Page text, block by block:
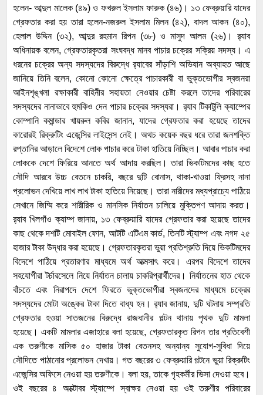
হলেন- আব্দুল মালেক (৪৯) ও ফখরুল ইসলাম ফারুক (৪৬)। ১৩ ফেব্রুয়ারি যাদের
গ্রেফতার করা হয় তারা হলেন-নজরুল ইসলাম মিলন (৪২), বাদল আকন (৪০),
হেলাল উদ্দিন (৩২), আব্দুর রহমান রিপন (৩৮) ও মাসুদ আলম (২৬)। র‌্যাব
অধিনায়ক বলেন, গ্রেফতারকৃতরা সংঘবদ্ধ মানব পাচার চক্রের সক্রিয় সদস্য। এ
ধরনের চক্রের অন্য সদস্যদের বিরুদ্ধে র‌্যাবের সাঁড়াশি অভিযান অব্যাহত আছে
জানিয়ে তিনি বলেন, কোনো কোনো ক্ষেত্রে পাচারকারী বা ভুক্তভোগীর স্বজনরা
আইনশৃঙ্খলা রক্ষাকারী বাহিনীর সহায়তা নেওয়ার চেষ্টা করলে তাদের পরিবারের
সদস্যদের নানাভাবে হুমকিও দেন পাচার চক্রের সদস্যরা। র‌্যাব টিকাটুলি ক্যাম্পের
কোম্পানি কমান্ডার খায়রুল কবির জানান, যাদের গ্রেফতার করা হয়েছে তাদের
কারোরই রিক্রুটিং এজেন্সির লাইসেন্স নেই। অথচ কয়েক বছর ধরে তারা জনশক্তি
রপ্তানির আড়ালে বিদেশে লোক পাচার করে টাকা হাতিয়ে নিচ্ছিল। আবার পাচার করা
লোককে দেশে ফিরিয়ে আনতে অর্থ আদায় করছিল। তারা ভিকটিমদের কাছ হতে
সৌদি আরবে উচ্চ বেতনে চাকরি, বছরে দুটি বোনাস, থাকা-খাওয়া ফ্রিসহ নানা
প্রলোভন দেখিয়ে লাখ লাখ টাকা হাতিয়ে নিয়েছে। তারা নারীদের মধ্যপ্রাচ্যে পাঠিয়ে
সেখানে জিম্মি করে শারীরিক ও মানসিক নির্যাতন চালিয়ে মুক্তিপণ আদায় করত।
র‌্যাব খিলগাঁও ক্যাম্প জানায়, ১৩ ফেব্রুয়ারি যাদের গ্রেফতার করা হয়েছে তাদের
কাছ থেকে দশটি মোবাইল ফোন, আটটি এটিএম কার্ড, তিনটি স্ট্যাম্প এবং নগদ ২৫
হাজার টাকা উদ্ধার করা হয়েছে। গ্রেফতারকৃতরা ভুয়া প্রতিশ্রুতি দিয়ে ভিকটিমদের
বিদেশে পাঠিয়ে প্রতারণার মাধ্যমে অর্থ আত্মসাৎ করে। এরপর বিদেশে তাদের
সহযোগীরা টর্চারসেলে নিয়ে নির্যাতন চালায় চাকরিপ্রার্থীদের। নির্যাতনের হাত থেকে
বাঁচতে এবং নিরাপদে দেশে ফিরতে ভুক্তভোগীরা স্বজনদের মাধ্যমে চক্রের
সদস্যদের মোটা অঙ্কের টাকা দিতে বাধ্য হন। র‌্যাব জানায়, দুটি ঘটনায় সম্প্রতি
গ্রেফতার হওয়া সাতজনের বিরুদ্ধে রাজধানীর পল্টন থানায় পৃথক দুটি মামলা
হয়েছে। একটি মামলার এজাহারে বলা হয়েছে, গ্রেফতারকৃত রিপন তার প্রতিবেশী
এক তরুণীকে মাসিক ৫০ হাজার টাকা বেতনসহ অন্যান্য সুযোগ-সুবিধা দিয়ে
সৌদিতে পাঠানোর প্রলোভন দেখায়। গত বছরের ৩ ফেব্রুয়ারি পল্টনে ভুয়া রিক্রুটিং
এজেন্সির অফিসে নেওয়া হয় তরুণীকে। বলা হয়, তাকে গৃহকর্মীর ভিসা দেওয়া হবে।
ওই বছরের ৪ অক্টোবর স্ট্যাম্পে স্বাক্ষর নেওয়া হয় ওই তরুণীর পরিবারের